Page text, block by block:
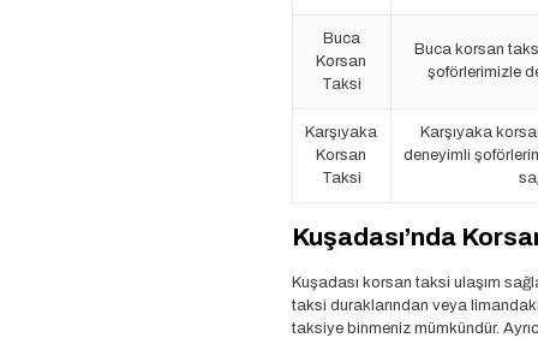
Buca
Korsan
Taksi
Buca korsan
şoförlerimizle
Karşıyaka
Korsan
Taksi
Karşıyaka
deneyimli
Kuşadası’nda
Kuşadası korsan taksi ulaşım
taksi duraklarından veya
taksiye binmeniz mümkündür.